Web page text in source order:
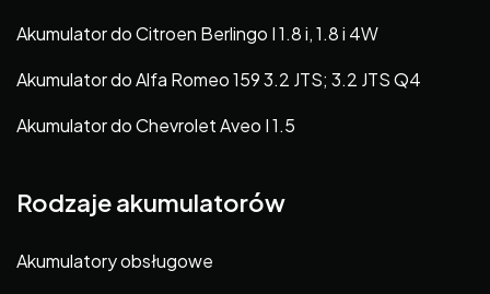
Akumulator do Citroen Berlingo I 1.8 i, 1.8 i 4W
Akumulator do Alfa Romeo 159 3.2 JTS; 3.2 JTS Q4
Akumulator do Chevrolet Aveo I 1.5
Rodzaje akumulatorów
Akumulatory obsługowe